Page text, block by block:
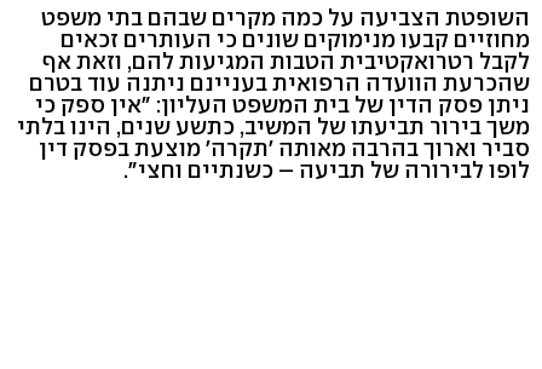
השופטת הצביעה על כמה מקרים שבהם בתי משפט
מחוזיים קבעו מנימוקים שונים כי העותרים זכאים
לקבל רטרואקטיבית הטבות המגיעות להם, וזאת אף
שהכרעת הוועדה הרפואית בעניינם ניתנה עוד בטרם
ניתן פסק הדין של בית המשפט העליון: "אין ספק כי
משך בירור תביעתו של המשיב, כתשע שנים, הינו בלתי
סביר וארוך בהרבה מאותה 'תקרה' מוצעת בפסק דין
לופו לבירורה של תביעה – כשנתיים וחצי".